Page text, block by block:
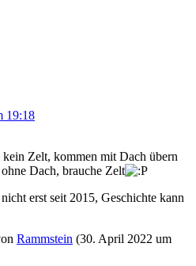
19:18
Zelt, kommen mit Dach übern
Dach, brauche Zelt
erst seit 2015, Geschichte kann
Rammstein (30. April 2022 um